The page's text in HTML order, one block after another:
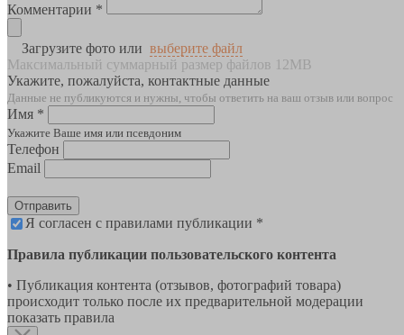
Комментарии *
Загрузите фото или выберите файл
Максимальный суммарный размер файлов 12MB
Укажите, пожалуйста, контактные данные
Данные не публикуются и нужны, чтобы ответить на ваш отзыв или вопрос
Имя *
Укажите Ваше имя или псевдоним
Телефон
Email
Отправить
Я согласен с правилами публикации *
Правила публикации пользовательского контента
• Публикация контента (отзывов, фотографий товара)
происходит только после их предварительной модерации
показать правила